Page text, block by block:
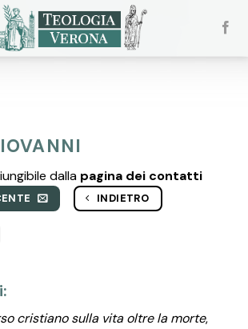
dalla pagina dei contatti
INDIETRO
cristiano sulla vita oltre la morte,